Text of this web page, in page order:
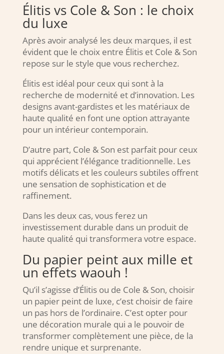
Élitis vs Cole & Son : le choix
du luxe
Après avoir analysé les deux marques, il est
évident que le choix entre Élitis et Cole & Son
repose sur le style que vous recherchez.
Élitis est idéal pour ceux qui sont à la
recherche de modernité et d’innovation. Les
designs avant-gardistes et les matériaux de
haute qualité en font une option attrayante
pour un intérieur contemporain.
D’autre part, Cole & Son est parfait pour ceux
qui apprécient l’élégance traditionnelle. Les
motifs délicats et les couleurs subtiles offrent
une sensation de sophistication et de
raffinement.
Dans les deux cas, vous ferez un
investissement durable dans un produit de
haute qualité qui transformera votre espace.
Du papier peint aux mille et
un effets waouh !
Qu’il s’agisse d’Élitis ou de Cole & Son, choisir
un papier peint de luxe, c’est choisir de faire
un pas hors de l’ordinaire. C’est opter pour
une décoration murale qui a le pouvoir de
transformer complètement une pièce, de la
rendre unique et surprenante.